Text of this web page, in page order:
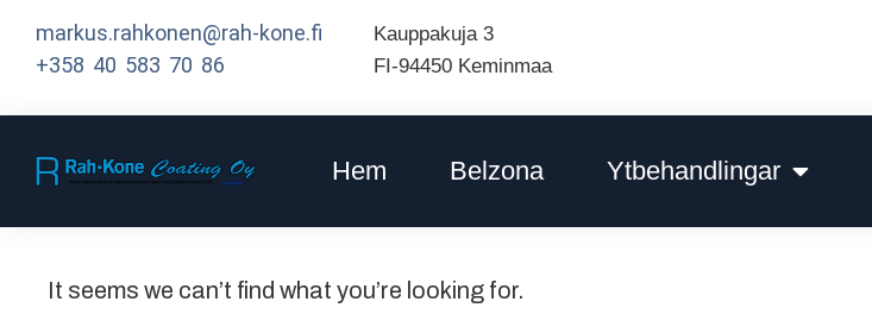
markus.rahkonen@rah-kone.fi
+358 40 583 70 86
Kauppakuja 3
FI-94450 Keminmaa
Hem Belzona Ytbehandlingar
It seems we can’t find what you’re looking for.